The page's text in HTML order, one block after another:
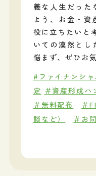
義な人生だった
よう、お金・資
役に立ちたいと
いての漠然とし
悩まず、ぜひお
#ファイナンシ
定 ＃資産形成ハ
＃無料配布
＃
談など）
＃お